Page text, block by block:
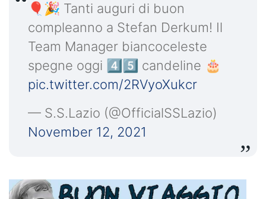
🎈🎉 Tanti auguri di buon
compleanno a Stefan Derkum! Il
Team Manager biancoceleste
spegne oggi 4️⃣5️⃣ candeline 🎂
pic.twitter.com/2RVyoXukcr
— S.S.Lazio (@OfficialSSLazio)
November 12, 2021